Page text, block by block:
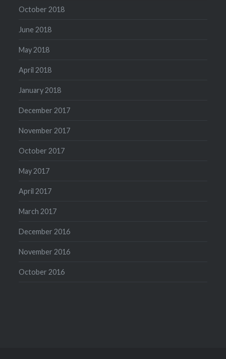
October 2018
June 2018
May 2018
April 2018
January 2018
December 2017
November 2017
October 2017
May 2017
April 2017
March 2017
December 2016
November 2016
October 2016